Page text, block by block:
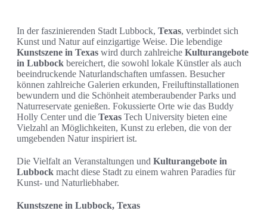
In der faszinierenden Stadt Lubbock, Texas, verbindet sich
Kunst und Natur auf einzigartige Weise. Die lebendige
Kunstszene in Texas wird durch zahlreiche Kulturangebote
in Lubbock bereichert, die sowohl lokale Künstler als auch
beeindruckende Naturlandschaften umfassen. Besucher
können zahlreiche Galerien erkunden, Freiluftinstallationen
bewundern und die Schönheit atemberaubender Parks und
Naturreservate genießen. Fokussierte Orte wie das Buddy
Holly Center und die Texas Tech University bieten eine
Vielzahl an Möglichkeiten, Kunst zu erleben, die von der
umgebenden Natur inspiriert ist.
Die Vielfalt an Veranstaltungen und Kulturangebote in
Lubbock macht diese Stadt zu einem wahren Paradies für
Kunst- und Naturliebhaber.
Kunstszene in Lubbock, Texas